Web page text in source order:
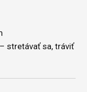
stretávať sa, tráviť